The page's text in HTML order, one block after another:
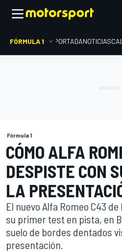
FÓRMULA 1 PORTADANOTICIAS
Fórmula 1
CÓMO ALFA
DESPISTE CON
LA
El nuevo Alfa Romeo C43
su primer test en pista, en
suelo de bordes dentados
presentación.